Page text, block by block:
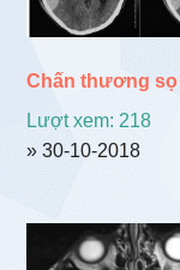
Chấn thương sọ
Lượt xem: 218
» 30-10-2018